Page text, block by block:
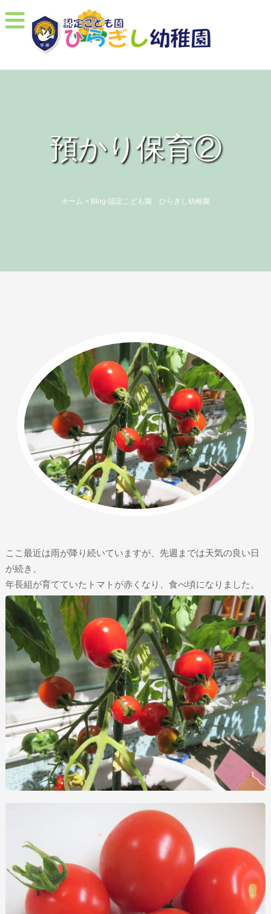
預かり保育②
ホーム > Blog-認定こども園 ひらぎし幼稚園
ここ最近は雨が降り続いていますが、先週までは天気の良い日
が続き、
年長組が育てていたトマトが赤くなり、食べ頃になりました。